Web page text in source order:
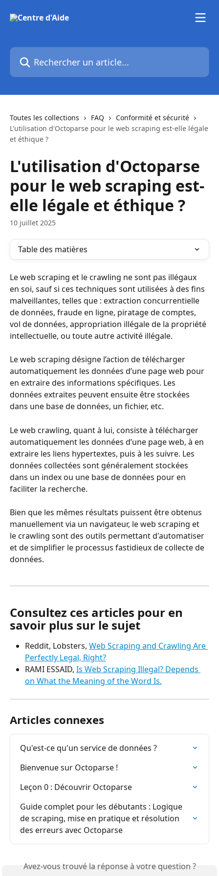
Rechercher un article...
Toutes les collections FAQ
Conformité et sécurité
L'utilisation d'Octoparse pour le web scraping est-elle légale
et éthique ?
L'utilisation d'Octoparse
pour le web scraping est-
elle légale et éthique ?
10 juillet 2025
Table des matières
Le web scraping et le crawling ne sont pas illégaux
en soi, sauf si ces techniques sont utilisées à des fins
malveillantes, telles que : extraction concurrentielle
de données, fraude en ligne, piratage de comptes,
vol de données, appropriation illégale de la propriété
intellectuelle, ou toute autre activité illégale.
Le web scraping désigne l’action de télécharger
automatiquement les données d’une page web pour
en extraire des informations spécifiques. Les
données extraites peuvent ensuite être stockées
dans une base de données, un fichier, etc.
Le web crawling, quant à lui, consiste à télécharger
automatiquement les données d’une page web, à en
extraire les liens hypertextes, puis à les suivre. Les
données collectées sont généralement stockées
dans un index ou une base de données pour en
faciliter la recherche.
Bien que les mêmes résultats puissent être obtenus
manuellement via un navigateur, le web scraping et
le crawling sont des outils permettant d'automatiser
et de simplifier le processus fastidieux de collecte de
données.
Consultez ces articles pour en
savoir plus sur le sujet
Reddit, Lobsters, Web Scraping and Crawling Are
Perfectly Legal, Right?
RAMI ESSAID, Is Web Scraping Illegal? Depends
on What the Meaning of the Word Is.
Articles connexes
Qu'est-ce qu'un service de données ?
Bienvenue sur Octoparse !
Leçon 0 : Découvrir Octoparse
Guide complet pour les débutants : Logique
de scraping, mise en pratique et résolution
des erreurs avec Octoparse
Avez-vous trouvé la réponse à votre question ?